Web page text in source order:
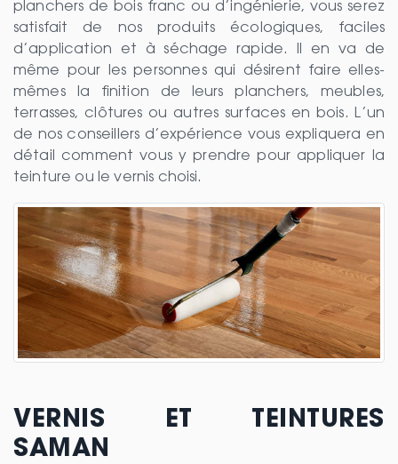
planchers de bois franc ou d’ingénierie, vous serez
satisfait de nos produits écologiques, faciles
d’application et à séchage rapide. Il en va de
même pour les personnes qui désirent faire elles-
mêmes la finition de leurs planchers, meubles,
terrasses, clôtures ou autres surfaces en bois. L’un
de nos conseillers d’expérience vous expliquera en
détail comment vous y prendre pour appliquer la
teinture ou le vernis choisi.
VERNIS ET TEINTURES
SAMAN